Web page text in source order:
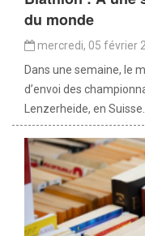
du monde
mercredi, 05 février
Dans une semaine, le
d’envoi des
Lenzerheide, en Suisse.